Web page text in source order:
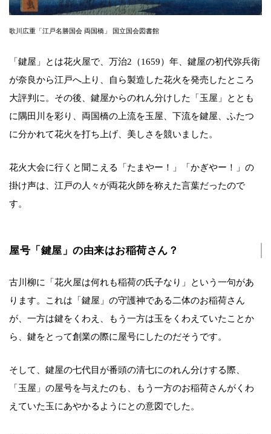
歌川広重「江戸名勝国会 両国橋」 国立国会図書館
「鍵屋」とは花火屋で、万治2（1659）年、鍵屋の初代弥兵衛
が奈良から江戸へ上り、自ら製造した花火を発売したところ
大評判に。その後、鍵屋からのれん分けした「玉屋」ととも
に隅田川を彩り、両国橋の上流を玉屋、下流を鍵屋、ふたつ
に分かれて花火を打ち上げ、美しさを競いました。
花火大会に行くと聞こえる「たまやー！」「かぎやー！」の
掛け声は、江戸の人々が両花火師を称えた言葉だったので
す。
屋号「鍵屋」の由来はお稲荷さん？
古川柳に「花火屋は何れも稲荷の氏子なり」という一句があ
ります。これは「鍵屋」の守護神である二体のお稲荷さん
が、一方は鍵をくわえ、もう一方は玉をくわえていたことか
ら、鍵をとって創業の際に屋号にしたのだそうです。
そして、鍵屋の七代目が番頭の清七にのれん分けする際、
「玉屋」の屋号を与えたのも、もう一方のお稲荷さんがくわ
えていた玉にあやかるようにとの意図でした。